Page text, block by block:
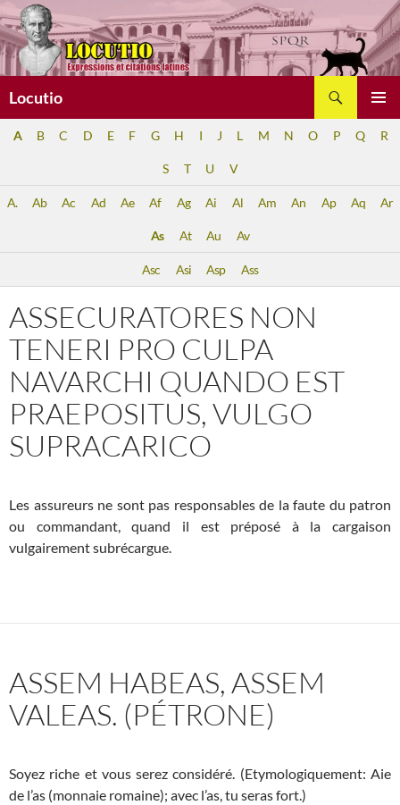
Aller
au
contenu
Locutio
A B C D E F G H I J L M N O P Q R
S T U V
A. Ab Ac Ad Ae Af Ag Ai Al Am An Ap Aq Ar
As At Au Av
Asc Asi Asp Ass
ASSECURATORES NON
TENERI PRO CULPA
NAVARCHI QUANDO EST
PRAEPOSITUS, VULGO
SUPRACARICO
Les assureurs ne sont pas responsables de la faute du patron
ou commandant, quand il est préposé à la cargaison
vulgairement subrécargue.
ASSEM HABEAS, ASSEM
VALEAS. (PÉTRONE)
Soyez riche et vous serez considéré. (Etymologiquement: Aie
de l’as (monnaie romaine); avec l’as, tu seras fort.)